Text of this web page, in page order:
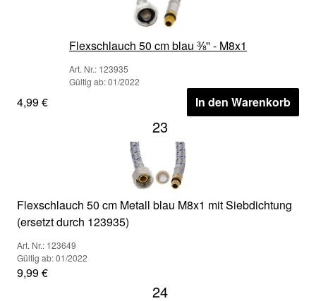
Flexschlauch 50 cm blau ⅜'' - M8x1
Art. Nr.: 123935
Gültig ab: 01/2022
4,99 € In den Warenkorb
23
Flexschlauch 50 cm Metall blau M8x1 mit Siebdichtung
(ersetzt durch 123935)
Art. Nr.: 123649
Gültig ab: 01/2022
9,99 €
24